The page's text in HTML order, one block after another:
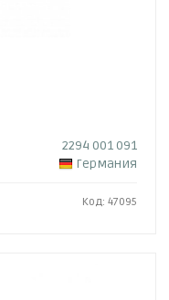
2294 001 091
Германия
Код: 47095